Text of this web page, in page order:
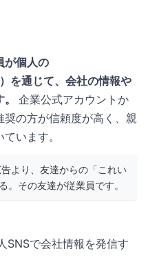
が個人の
を通じて、会社の情報や
企業公式アカウントか
の方が信頼度が高く、親
います。
より、友達からの「これい
。その友達が従業員です。
SNSで会社情報を発信す